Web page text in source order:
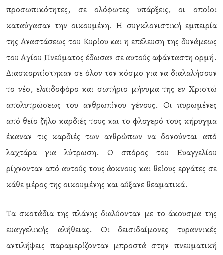
προσωπικότητες, σε ολόφωτες υπάρξεις, οι οποίοι
καταύγασαν την οικουμένη. Η συγκλονιστική εμπειρία
της Αναστάσεως του Κυρίου και η επέλευση της δυνάμεως
του Αγίου Πνεύματος έδωσαν σε αυτούς αφάνταστη ορμή.
Διασκορπίστηκαν σε όλον τον κόσμο για να διαλαλήσουν
το νέο, ελπιδοφόρο και σωτήριο μήνυμα της εν Χριστώ
απολυτρώσεως του ανθρωπίνου γένους. Οι πυρωμένες
από θείο ζήλο καρδιές τους και το φλογερό τους κήρυγμα
έκαναν τις καρδιές των ανθρώπων να δονούνται από
λαχτάρα για λύτρωση. Ο σπόρος του Ευαγγελίου
ρίχνονταν από αυτούς τους άοκνους και θείους εργάτες σε
κάθε μέρος της οικουμένης και αύξανε θεαματικά.
Τα σκοτάδια της πλάνης διαλύονταν με το άκουσμα της
ευαγγελικής αλήθειας. Οι δεισιδαίμονες τυραννικές
αντιλήψεις παραμερίζονταν μπροστά στην πνευματική